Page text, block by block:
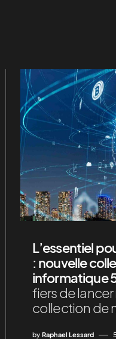
L’essentiel
: nouvelle
informatique
fiers de
collection de
by Raphael Lessard